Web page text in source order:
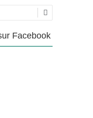
Facebook